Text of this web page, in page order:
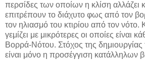
περσίδες των οποίων η κλίση αλλάζει
επιτρέπουν το διάχυτο φως από τον
τον ηλιασμό του κτιρίου από τον
γεμίζει με μικρότερες οι οποίες είναι
Βορρά-Νότου. Στόχος της δημιουργίας
είναι μόνο η προσέγγιση κατάλληλων